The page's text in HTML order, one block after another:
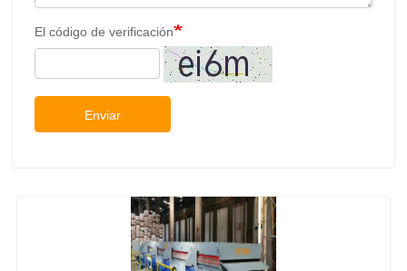
El código de verificación
Enviar